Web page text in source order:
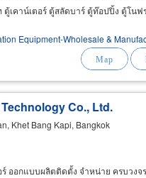
ตู้เคาน์เตอร์ ตู้สลัดบาร์ ตู้ท๊อปปิ้ง ตู้โน
Equipment-Wholesale &
Co., Ltd.
Khet Bang Kapi, Bangkok
ร์ ออกแบบผลิตติดตั้ง จำหน่าย ครบวงจ